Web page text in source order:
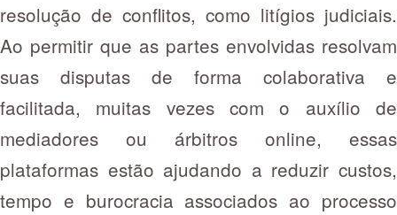
resolução de conflitos, como litígios judiciais.
Ao permitir que as partes envolvidas resolvam
suas disputas de forma colaborativa e
facilitada, muitas vezes com o auxílio de
mediadores ou árbitros online, essas
plataformas estão ajudando a reduzir custos,
tempo e burocracia associados ao processo